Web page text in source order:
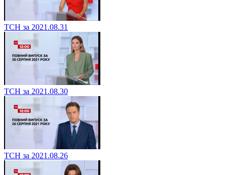
ТСН за 2021.08.31
ТСН за 2021.08.30
ТСН за 2021.08.26